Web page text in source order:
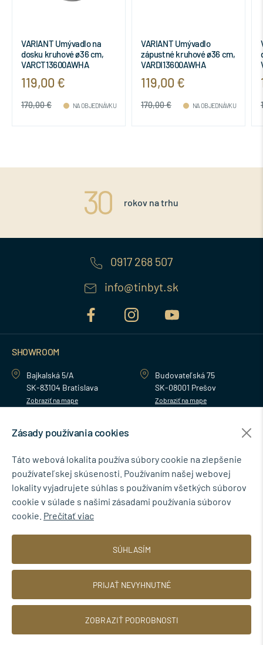
VARIANT Umývadlo na
dosku kruhové ø36 cm,
VARCT13600AWHA
119,00 €
170,00 € NA OBJEDNÁVKU
VARIANT Umývadlo
zápustné kruhové ø36 cm,
VARDI13600AWHA
119,00 €
170,00 € NA OBJEDNÁVKU
rokov na trhu
0917 268 507
info@tinbyt.sk
SHOWROOM
Bajkalská 5/A
SK-83104 Bratislava
Zobraziť na mape
Budovateľská 75
SK-08001 Prešov
Zobraziť na mape
NEWSLETTER
Zásady ochrany osobných údajov
© 2026 TINBYT s.r.o.
Web dizajn: MARLOW DESIGN
Zásady používania cookies
Táto webová lokalita používa súbory cookie na zlepšenie
používateľskej skúsenosti. Používaním našej webovej
lokality vyjadrujete súhlas s používaním všetkých súborov
cookie v súlade s našimi zásadami používania súborov
cookie. Prečítať viac
SÚHLASÍM
PRIJAŤ NEVYHNUTNÉ
ZOBRAZIŤ PODROBNOSTI